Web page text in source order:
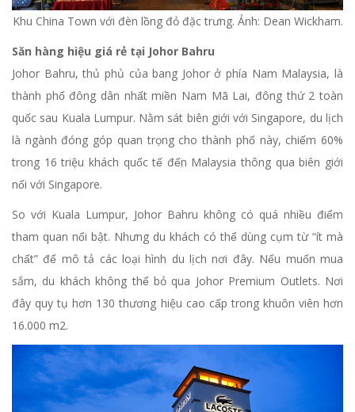
Khu China Town với đèn lồng đỏ đặc trưng. Ảnh: Dean Wickham.
Săn hàng hiệu giá rẻ tại Johor Bahru
Johor Bahru, thủ phủ của bang Johor ở phía Nam Malaysia, là
thành phố đông dân nhất miền Nam Mã Lai, đông thứ 2 toàn
quốc sau Kuala Lumpur. Nằm sát biên giới với Singapore, du lịch
là ngành đóng góp quan trọng cho thành phố này, chiếm 60%
trong 16 triệu khách quốc tế đến Malaysia thông qua biên giới
nối với Singapore.
So với Kuala Lumpur, Johor Bahru không có quá nhiều điểm
tham quan nổi bật. Nhưng du khách có thể dùng cụm từ “ít mà
chất” để mô tả các loại hình du lịch nơi đây. Nếu muốn mua
sắm, du khách không thể bỏ qua Johor Premium Outlets. Nơi
đây quy tụ hơn 130 thương hiệu cao cấp trong khuôn viên hơn
16.000 m2.